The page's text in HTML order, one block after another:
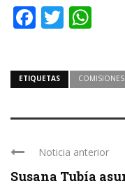
Facebook
Twitter
ETIQUETAS COMISIONES
Noticia anterior
Susana Tubía